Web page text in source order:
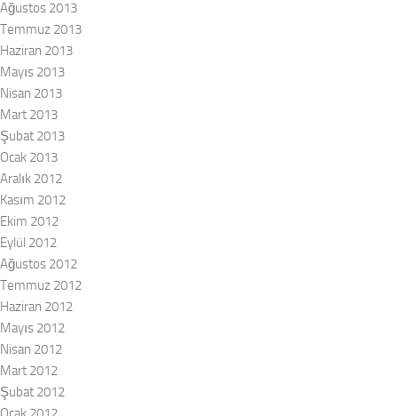
Ağustos 2013
Temmuz 2013
Haziran 2013
Mayıs 2013
Nisan 2013
Mart 2013
Şubat 2013
Ocak 2013
Aralık 2012
Kasım 2012
Ekim 2012
Eylül 2012
Ağustos 2012
Temmuz 2012
Haziran 2012
Mayıs 2012
Nisan 2012
Mart 2012
Şubat 2012